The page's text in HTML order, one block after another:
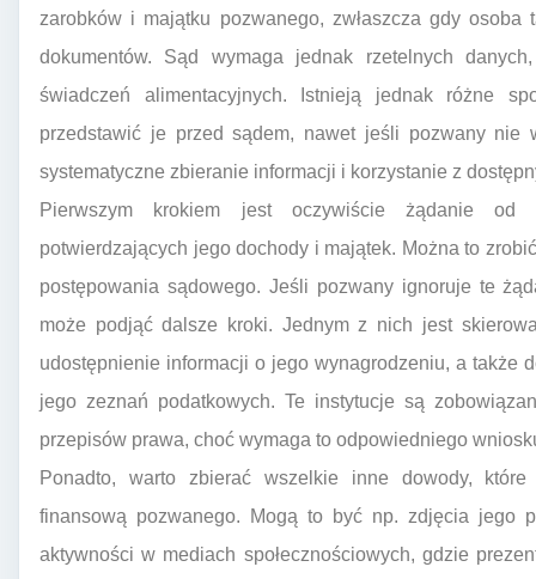
zarobków i majątku pozwanego, zwłaszcza gdy
dokumentów. Sąd wymaga jednak rzetelnych
świadczeń alimentacyjnych. Istnieją jednak różne
przedstawić je przed sądem, nawet jeśli pozwany nie
systematyczne zbieranie informacji i korzystanie z
Pierwszym krokiem jest oczywiście żądanie od
potwierdzających jego dochody i majątek. Można to
postępowania sądowego. Jeśli pozwany ignoruje te
może podjąć dalsze kroki. Jednym z nich jest
udostępnienie informacji o jego wynagrodzeniu, a także
jego zeznań podatkowych. Te instytucje są
przepisów prawa, choć wymaga to odpowiedniego
Ponadto, warto zbierać wszelkie inne dowody,
finansową pozwanego. Mogą to być np. zdjęcia jego
aktywności w mediach społecznościowych, gdzie